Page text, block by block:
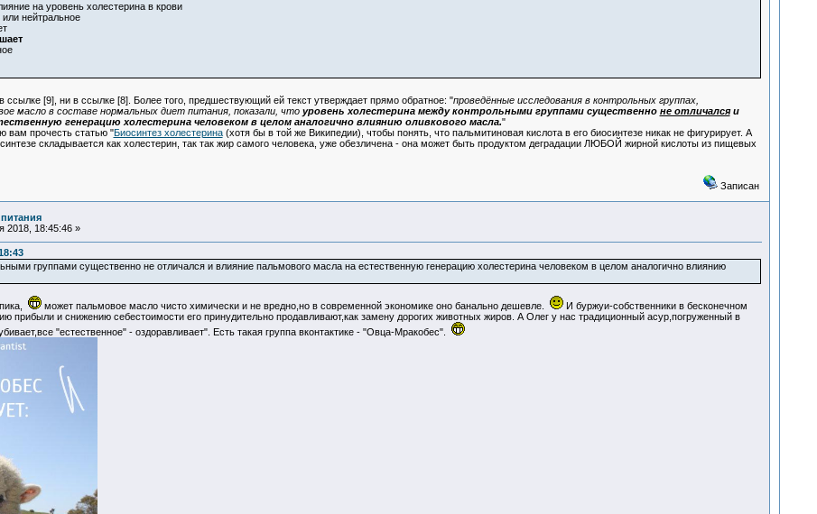
на уровень холестерина в крови
нейтральное
ссылке [9], ни в ссылке [8]. Более того, предшествующий ей текст утверждает прямо обратное: "проведённые исследования в контрольных группах,
масло в составе нормальных диет питания, показали, что уровень холестерина между контрольными группами существенно не отличалсяи
генерацию холестерина человеком в целом аналогично влиянию оливкового масла."
вам прочесть статью "Биосинтез холестерина(хотя бы в той же Википедии), чтобы понять, что пальмитиновая кислота в его биосинтезе никак не фигурирует. А
складывается как холестерин, так так жир самого человека, уже обезличена - она может быть продуктом деградации ЛЮБОЙ жирной кислоты из пищевых
Записан
2018, 18:45:46 »
группами существенно не отличался и влияние пальмового масла на естественную генерацию холестерина человеком в целом аналогично влиянию
может пальмовое масло чисто химически и не вредно,но в современной экономике оно банально дешевле.
И буржуи-собственники в бесконечном
прибыли и снижению себестоимости его принудительно продавливают,как замену дорогих животных жиров. А Олег у нас традиционный асур,погруженный в
"естественное" - оздоравливает". Есть такая группа вконтактике - "Овца-Мракобес".